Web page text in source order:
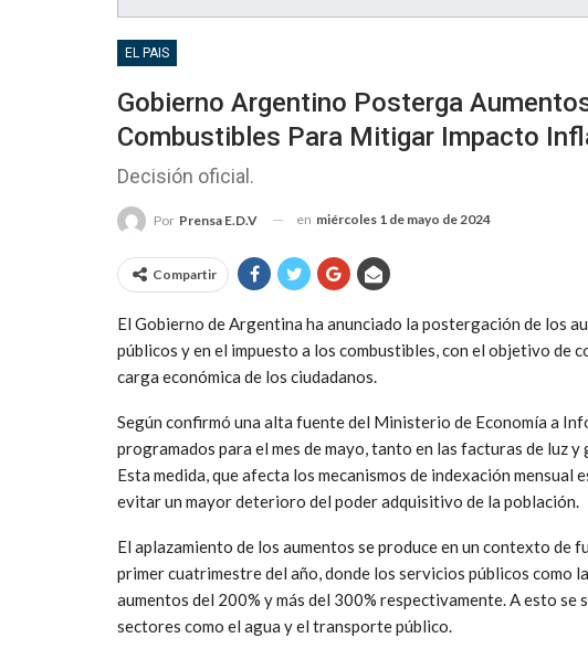
EL PAIS
Gobierno Argentino Posterga
Combustibles Para Mitigar Impacto
Decisión oficial.
Por Prensa E.D.V en miércoles 1 de mayo de 2024
Compartir
El Gobierno de Argentina ha anunciado la postergación de los
públicos y en el impuesto a los combustibles, con el objetivo de
carga económica de los ciudadanos.
Según confirmó una alta fuente del Ministerio de Economía a
programados para el mes de mayo, tanto en las facturas de luz
Esta medida, que afecta los mecanismos de indexación
evitar un mayor deterioro del poder adquisitivo de la población.
El aplazamiento de los aumentos se produce en un contexto
primer cuatrimestre del año, donde los servicios públicos como
aumentos del 200% y más del 300% respectivamente. A esto
sectores como el agua y el transporte público.